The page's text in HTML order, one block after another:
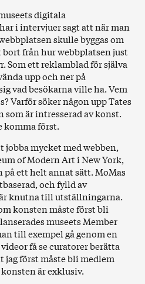
digitala
i intervjuer sagt att när man
skulle byggas om
från hur webbplatsen just
Som ett reklamblad för själva
upp och ner på
vad besökarna ville ha. Vem
Varför söker någon upp Tates
som är intresserad av konst.
komma först.
jobba mycket med webben,
of Modern Art i New York,
på ett helt annat sätt. MoMas
och fylld av
knutna till utställningarna.
konsten måste först bli
museets Member
till exempel gå genom en
få se curatorer berätta
jag först måste bli medlem
är exklusiv.